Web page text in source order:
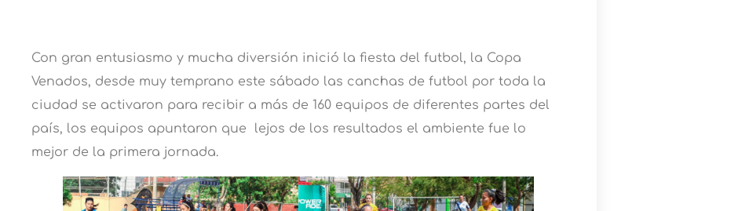
Con gran entusiasmo y mucha diversión inició la fiesta del futbol, la Copa
Venados, desde muy temprano este sábado las canchas de futbol por toda la
ciudad se activaron para recibir a más de 160 equipos de diferentes partes del
país, los equipos apuntaron que lejos de los resultados el ambiente fue lo
mejor de la primera jornada.